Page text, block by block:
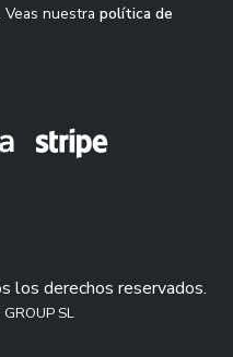
nuestra política de
derechos reservados.
SL